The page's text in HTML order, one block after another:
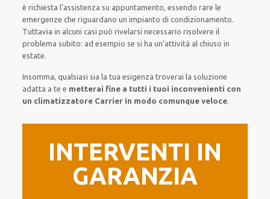
è richiesta l’assistenza su appuntamento, essendo rare le
emergenze che riguardano un impianto di condizionamento.
Tuttavia in alcuni casi può rivelarsi necessario risolvere il
problema subito: ad esempio se si ha un’attività al chiuso in
estate.
Insomma, qualsiasi sia la tua esigenza troverai la soluzione
adatta a te e metterai fine a tutti i tuoi inconvenienti con
un climatizzatore Carrier in modo comunque veloce.
INTERVENTI IN
GARANZIA